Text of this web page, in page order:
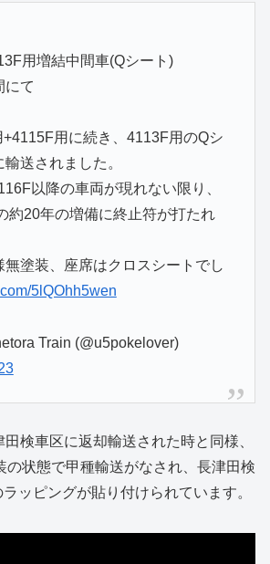
用増結中間車(Qシート)
にて
用に続き、4113F用のQシ
送されました。
以降の車両が現れない限り、
約20年の増備に終止符が打たれ
無塗装、座席はクロスシートでし
5lQOhh5wen
Train (@u5pokelover)
検車区に返却輸送された時と同様、
の状態で甲種輸送がなされ、長津田検
ッピングが貼り付けられています。